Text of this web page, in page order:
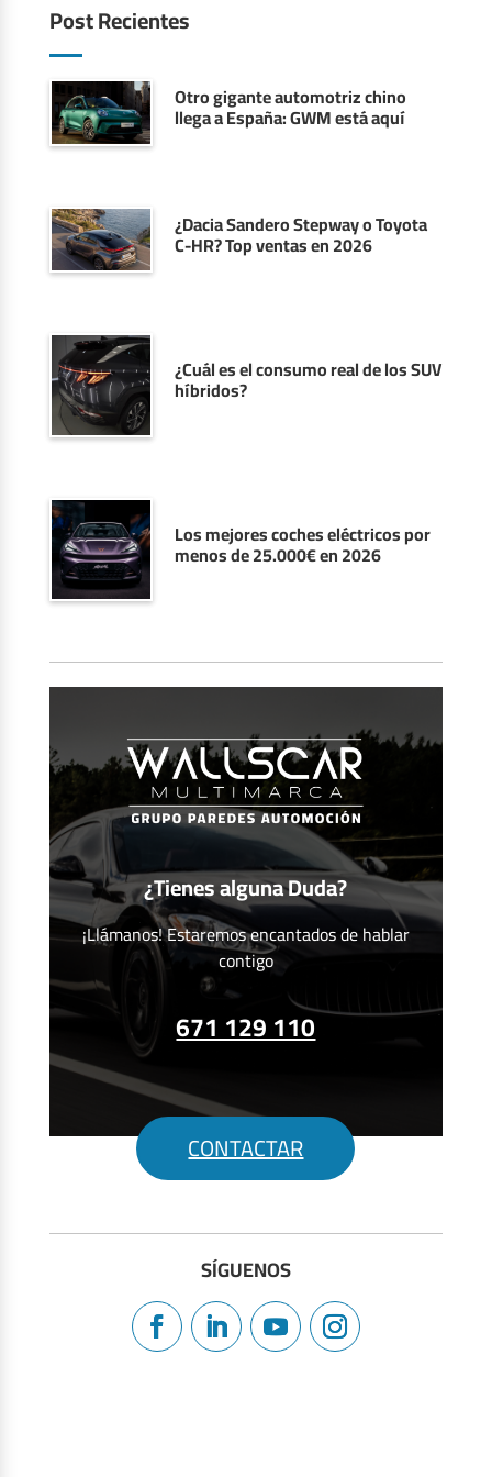
Post Recientes
Otro gigante automotriz chino
llega a España: GWM está aquí
¿Dacia Sandero Stepway o Toyota
C-HR? Top ventas en 2026
¿Cuál es el consumo real de los SUV
híbridos?
Los mejores coches eléctricos por
menos de 25.000€ en 2026
¿Tienes alguna Duda?
¡Llámanos! Estaremos encantados de hablar
contigo
671 129 110
CONTACTAR
SÍGUENOS